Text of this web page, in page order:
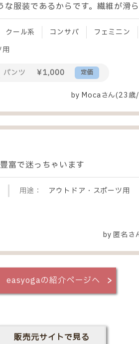
服装であるからです。繊維が滑
クール系 コンサバ フェミニン
パンツ ￥1,000 定価
by Mocaさん(23歳
富で迷っちゃいます
用途： アウトドア・スポーツ用
by 匿名さ
easyogaの紹介ページへ
販売元サイトで見る